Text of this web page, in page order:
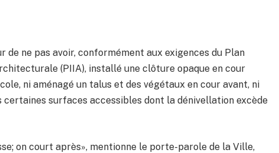
de ne pas avoir, conformément aux exigences du Plan
(PIIA), installé une clôture opaque en cour
ni aménagé un talus et des végétaux en cour avant, ni
certaines surfaces accessibles dont la dénivellation excède
on court après», mentionne le porte-parole de la Ville,